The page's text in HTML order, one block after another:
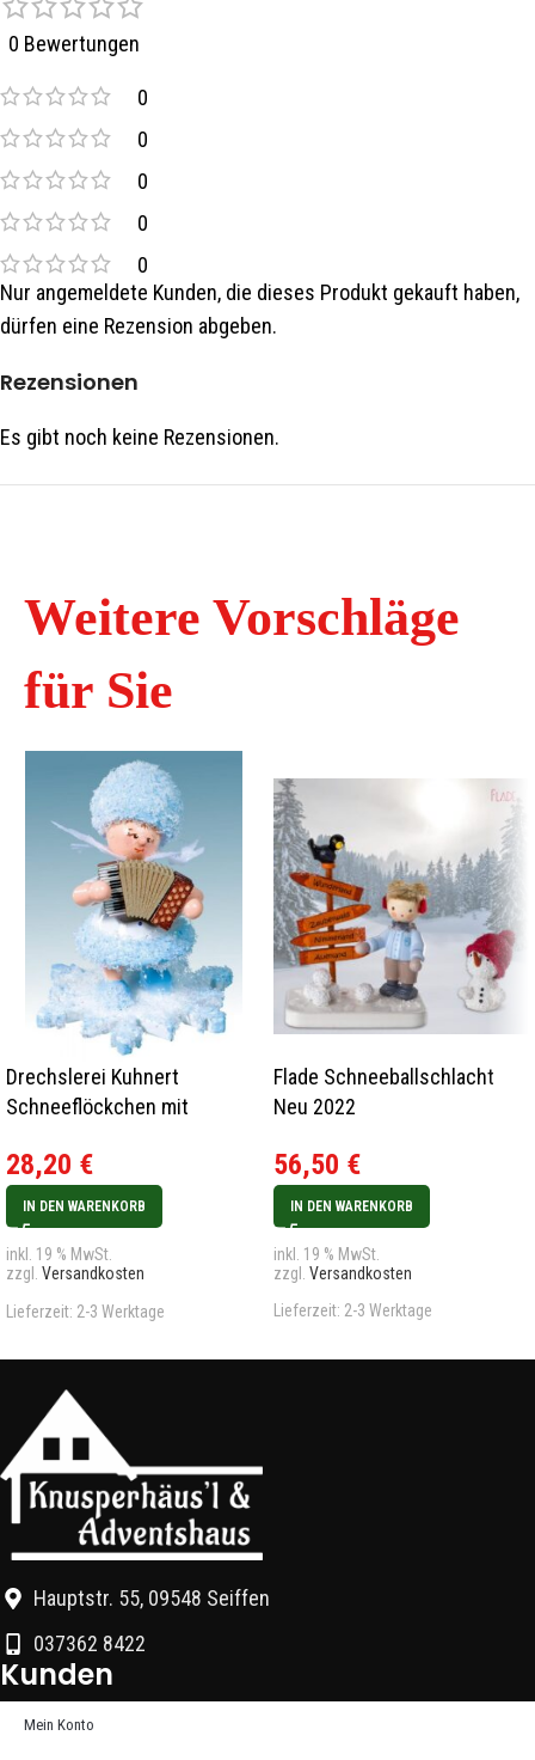
0 Bewertungen
0
0
0
0
0
Rezensionen
Es gibt noch keine Rezensionen.
Nur angemeldete Kunden, die dieses Produkt gekauft haben,
dürfen eine Rezension abgeben.
Weitere Vorschläge
für Sie
Drechslerei Kuhnert
Schneeflöckchen mit
28,20 €
IN DEN WARENKORB
inkl. 19 % MwSt.
zzgl. Versandkosten
Lieferzeit: 2-3 Werktage
Flade Schneeballschlacht
Neu 2022
56,50 €
IN DEN WARENKORB
inkl. 19 % MwSt.
zzgl. Versandkosten
Lieferzeit: 2-3 Werktage
Hauptstr. 55, 09548 Seiffen
037362 8422
Kunden
Mein Konto